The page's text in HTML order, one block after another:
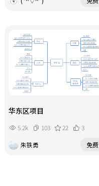
华东区项目
5.2k 103 22
3
朱铁勇
免费